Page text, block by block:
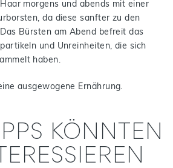
morgens und abends mit einer
da diese sanfter zu den
Bürsten am Abend befreit das
und Unreinheiten, die sich
haben.
ausgewogene Ernährung.
KÖNNTEN